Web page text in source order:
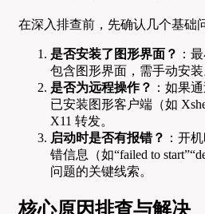
在深入排查前，先确认几个基础
是否安装了图形界面？ ：
包含图形界面，需手动安装
是否为远程操作？ ：如果
已安装图形客户端（如
X11 转发。
启动时是否有报错？ ：开
错信息（如“failed to
问题的关键线索。
核心原因排查与解决